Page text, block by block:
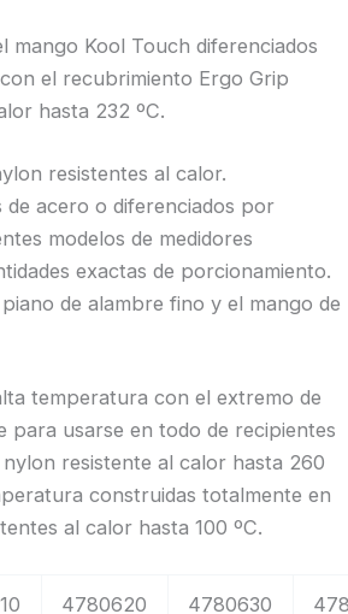
mango Kool Touch diferenciados
el recubrimiento Ergo Grip
hasta 232 ºC.
resistentes al calor.
de acero o diferenciados por
modelos de medidores
exactas de porcionamiento.
de alambre fino y el mango de
temperatura con el extremo de
para usarse en todo de recipientes
resistente al calor hasta 260
construidas totalmente en
al calor hasta 100 ºC.
4780620 4780630